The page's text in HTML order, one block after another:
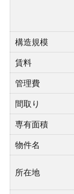
構造規模
賃料
管理費
間取り
専有面積
物件名
所在地